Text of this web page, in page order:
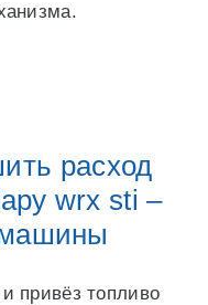
расход
wrx sti –
привёз топливо